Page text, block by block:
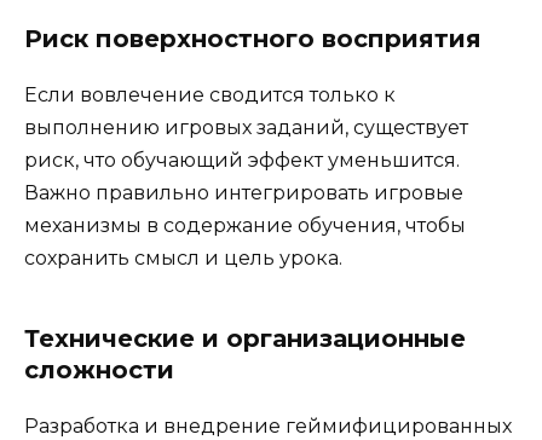
Риск поверхностного восприятия
Если вовлечение сводится только к
выполнению игровых заданий, существует
риск, что обучающий эффект уменьшится.
Важно правильно интегрировать игровые
механизмы в содержание обучения, чтобы
сохранить смысл и цель урока.
Технические и организационные
сложности
Разработка и внедрение геймифицированных